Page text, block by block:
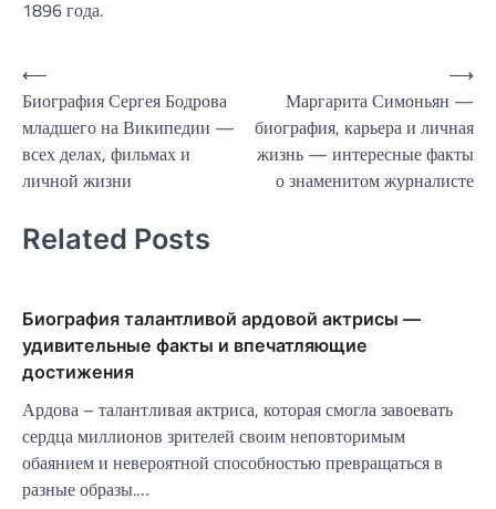
1896 года.
Навигация
по
записям
⟵
Биография Сергея Бодрова
младшего на Википедии —
всех делах, фильмах и
личной жизни
Маргарита Симоньян —
биография, карьера и личная
жизнь — интересные факты
о знаменитом журналисте
⟶
Related Posts
Биография талантливой ардовой актрисы —
удивительные факты и впечатляющие
достижения
Ардова – талантливая актриса, которая смогла завоевать
сердца миллионов зрителей своим неповторимым
обаянием и невероятной способностью превращаться в
разные образы.…